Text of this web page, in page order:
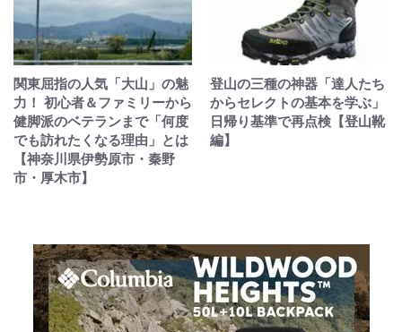
関東屈指の人気「大山」の魅
力！ 初心者＆ファミリーから
健脚派のベテランまで「何度
でも訪れたくなる理由」とは
【神奈川県伊勢原市・秦野
市・厚木市】
登山の三種の神器「達人たち
からセレクトの基本を学ぶ」
日帰り基準で再点検【登山靴
編】